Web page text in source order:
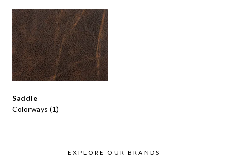
Saddle
Colorways (1)
EXPLORE OUR BRANDS